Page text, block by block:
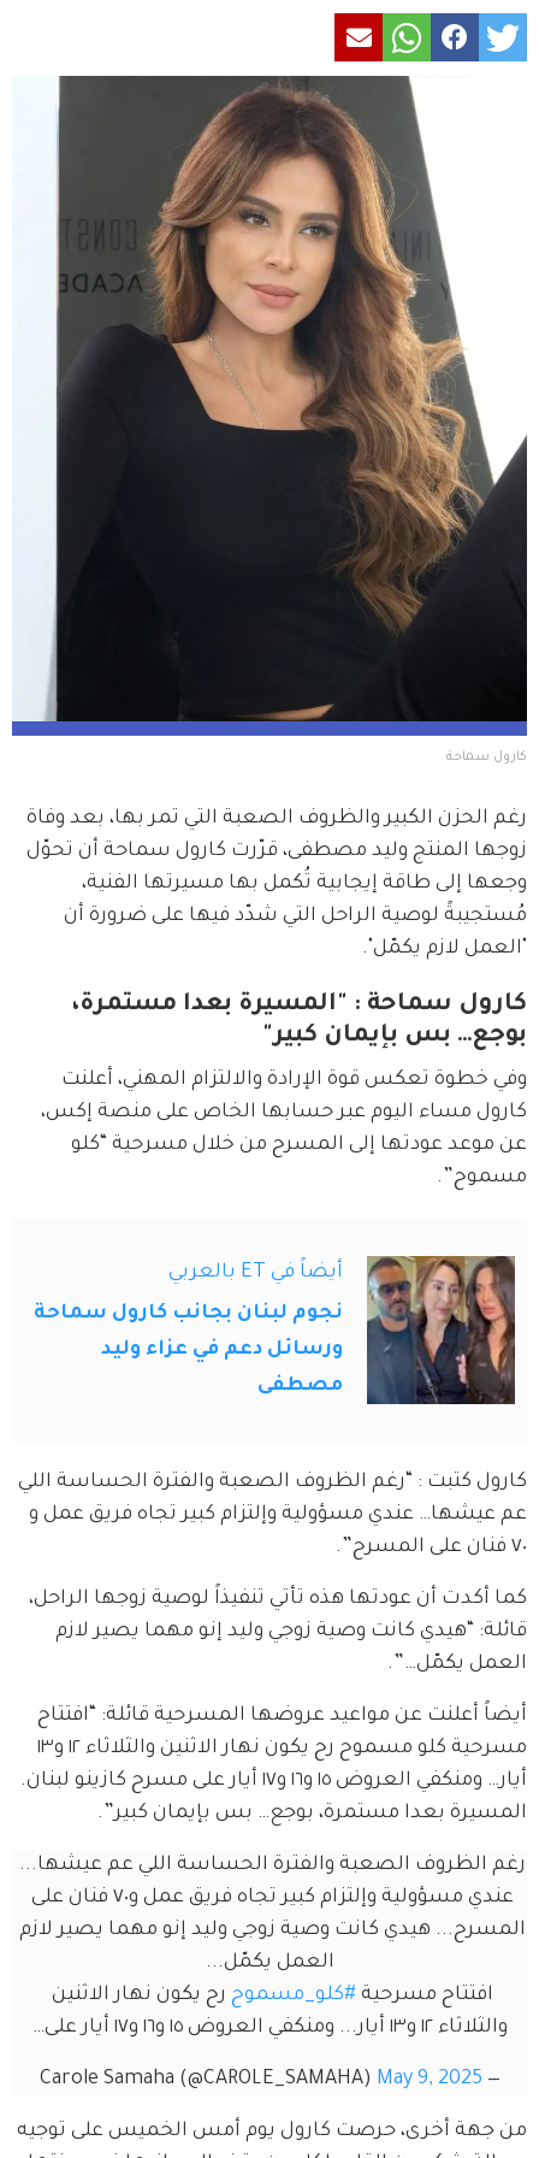
كارول سماحة
رغم الحزن الكبير والظروف الصعبة التي تمر بها، بعد وفاة
زوجها المنتج وليد مصطفى، قرّرت كارول سماحة أن تحوّل
وجعها إلى طاقة إيجابية تُكمل بها مسيرتها الفنية،
مُستجيبةً لوصية الراحل التي شدّد فيها على ضرورة أن
"العمل لازم يكمّل".
كارول سماحة : "المسيرة بعدا مستمرة،
بوجع… بس بإيمان كبير"
وفي خطوة تعكس قوة الإرادة والالتزام المهني، أعلنت
كارول مساء اليوم عبر حسابها الخاص على منصة إكس،
عن موعد عودتها إلى المسرح من خلال مسرحية “كلو
مسموح”.
أيضاً في ET بالعربي
نجوم لبنان بجانب كارول سماحة
ورسائل دعم في عزاء وليد
مصطفى
كارول كتبت : “رغم الظروف الصعبة والفترة الحساسة اللي
عم عيشها… عندي مسؤولية وإلتزام كبير تجاه فريق عمل و
٧٠ فنان على المسرح”.
كما أكدت أن عودتها هذه تأتي تنفيذاً لوصية زوجها الراحل،
قائلة: “هيدي كانت وصية زوجي وليد إنو مهما يصير لازم
العمل يكمّل…”.
أيضاً أعلنت عن مواعيد عروضها المسرحية قائلة: “افتتاح
أيار… ومنكفي العروض ١٥ و١٦ و١٧ أيار على مسرح كازينو لبنان.
المسيرة بعدا مستمرة، بوجع… بس بإيمان كبير”.
رغم الظروف الصعبة والفترة الحساسة اللي عم عيشها...
عندي مسؤولية وإلتزام كبير تجاه فريق عمل و٧٠ فنان على
المسرح... هيدي كانت وصية زوجي وليد إنو مهما يصير لازم
العمل يكمّل...
افتتاح مسرحية #كلو_مسموح رح يكون نهار الاثنين
والثلاثاء ١٢ و١٣ أيار... ومنكفي العروض ١٥ و١٦ و١٧ أيار على…
— Carole Samaha (@CAROLE_SAMAHA)
May 9, 2025
من جهة أخرى، حرصت كارول يوم أمس الخميس على توجيه